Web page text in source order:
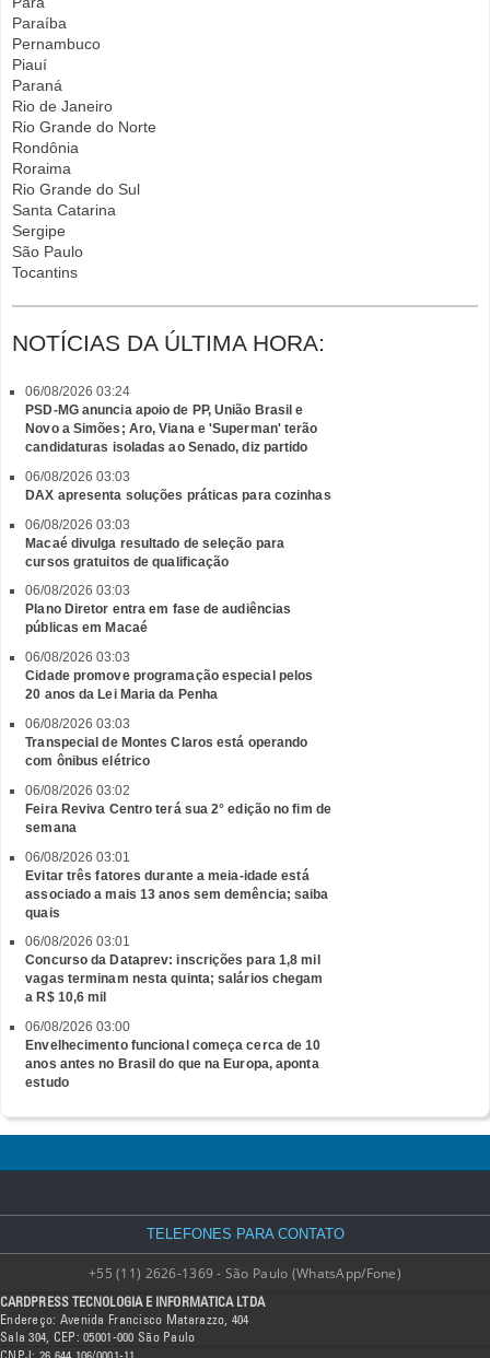
Paraíba
Pernambuco
Piauí
Paraná
Rio de Janeiro
Rio Grande do Norte
Rondônia
Roraima
Rio Grande do Sul
Santa Catarina
Sergipe
São Paulo
Tocantins
NOTÍCIAS DA ÚLTIMA HORA:
06/08/2026 03:24
PSD-MG anuncia apoio de PP, União Brasil e
Novo a Simões; Aro, Viana e 'Superman' terão
candidaturas isoladas ao Senado, diz partido
06/08/2026 03:03
DAX apresenta soluções práticas para cozinhas
06/08/2026 03:03
Macaé divulga resultado de seleção para
cursos gratuitos de qualificação
06/08/2026 03:03
Plano Diretor entra em fase de audiências
públicas em Macaé
06/08/2026 03:03
Cidade promove programação especial pelos
20 anos da Lei Maria da Penha
06/08/2026 03:03
Transpecial de Montes Claros está operando
com ônibus elétrico
06/08/2026 03:02
Feira Reviva Centro terá sua 2° edição no fim de
semana
06/08/2026 03:01
Evitar três fatores durante a meia-idade está
associado a mais 13 anos sem demência; saiba
quais
06/08/2026 03:01
Concurso da Dataprev: inscrições para 1,8 mil
vagas terminam nesta quinta; salários chegam
a R$ 10,6 mil
06/08/2026 03:00
Envelhecimento funcional começa cerca de 10
anos antes no Brasil do que na Europa, aponta
estudo
TELEFONES PARA CONTATO
+55 (11) 2626-1369 - São Paulo (WhatsApp/Fone)
CARDPRESS TECNOLOGIA E INFORMATICA LTDA
Endereço: Avenida Francisco Matarazzo, 404
Sala 304, CEP: 05001-000 São Paulo